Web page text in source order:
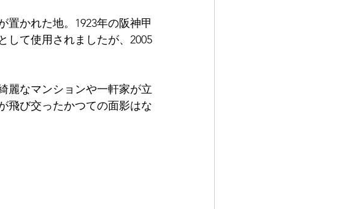
かれた地。1923年の阪神甲
して使用されましたが、2005
麗なマンションや一軒家が立
飛び交ったかつての面影はな